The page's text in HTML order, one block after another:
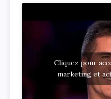
Cliquez pour
marketing et